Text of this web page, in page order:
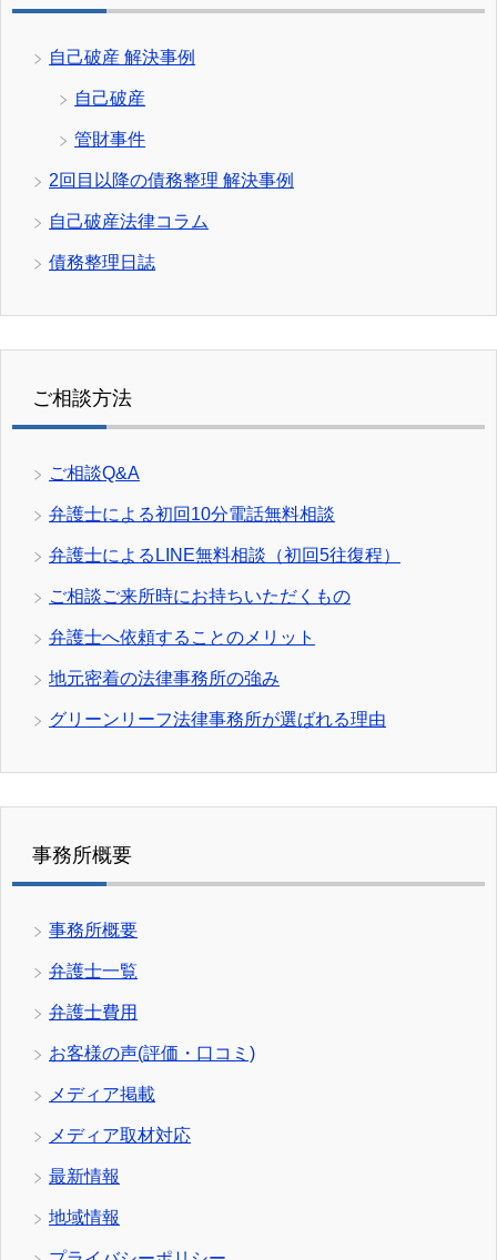
自己破産 解決事例
自己破産
管財事件
2回目以降の債務整理 解決事例
自己破産法律コラム
債務整理日誌
ご相談方法
ご相談Q&A
弁護士による初回10分電話無料相談
弁護士によるLINE無料相談（初回5往復程）
ご相談ご来所時にお持ちいただくもの
弁護士へ依頼することのメリット
地元密着の法律事務所の強み
グリーンリーフ法律事務所が選ばれる理由
事務所概要
事務所概要
弁護士一覧
弁護士費用
お客様の声(評価・口コミ)
メディア掲載
メディア取材対応
最新情報
地域情報